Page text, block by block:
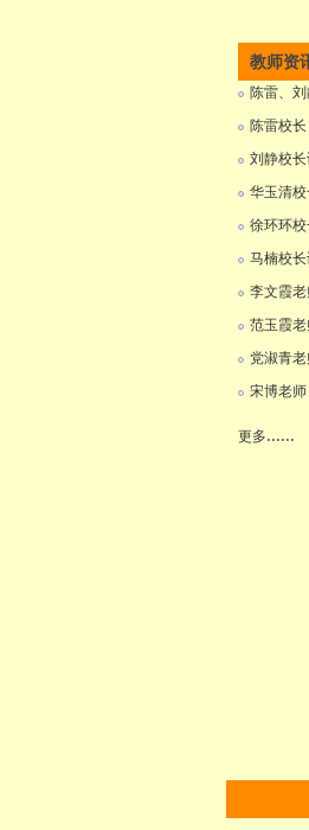
教师资
陈雷、
陈雷校
刘静校
华玉清
徐环环
马楠校
李文霞
范玉霞
党淑青
宋博老
更多......